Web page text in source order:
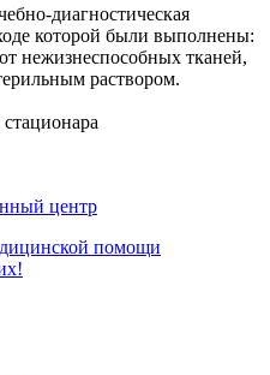
диагностическая
которой были выполнены:
нежизнеспособных тканей,
раствором.
центр
помощи